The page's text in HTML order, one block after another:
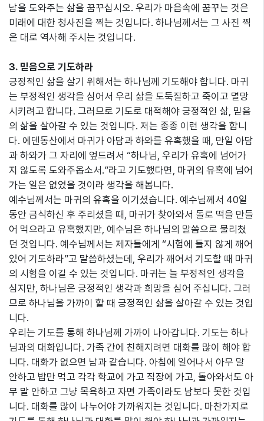
남을 도와주는 삶을 꿈꾸십시오. 우리가 마음속에 꿈꾸는 것은
미래에 대한 청사진을 찍는 것입니다. 하나님께서는 그 사진 찍
은 대로 역사해 주시는 것입니다.
3. 믿음으로 기도하라
긍정적인 삶을 살기 위해서는 하나님께 기도해야 합니다. 마귀
는 부정적인 생각을 심어서 우리 삶을 도둑질하고 죽이고 멸망
시키려고 합니다. 그러므로 기도로 대적해야 긍정적인 삶, 믿음
의 삶을 살아갈 수 있는 것입니다. 저는 종종 이런 생각을 합니
다. 에덴동산에서 마귀가 아담과 하와를 유혹했을 때, 만일 아담
과 하와가 그 자리에 엎드려서 “하나님, 우리가 유혹에 넘어가
지 않도록 도와주옵소서.”라고 기도했다면, 마귀의 유혹에 넘어
가는 일은 없었을 것이라 생각을 해봅니다.
예수님께서는 마귀의 유혹을 이기셨습니다. 예수님께서 40일
동안 금식하신 후 주리셨을 때, 마귀가 찾아와서 돌로 떡을 만들
어 먹으라고 유혹했지만, 예수님은 하나님의 말씀으로 물리쳤
던 것입니다. 예수님께서는 제자들에게 “시험에 들지 않게 깨어
있어 기도하라”고 말씀하셨는데, 우리가 깨어서 기도할 때 마귀
의 시험을 이길 수 있는 것입니다. 마귀는 늘 부정적인 생각을
심지만, 하나님은 긍정적인 생각과 희망을 심어 주십니다. 그러
므로 하나님을 가까이 할 때 긍정적인 삶을 살아갈 수 있는 것입
니다.
우리는 기도를 통해 하나님께 가까이 나아갑니다. 기도는 하나
님과의 대화입니다. 가족 간에 친해지려면 대화를 많이 해야 합
니다. 대화가 없으면 남과 같습니다. 아침에 일어나서 아무 말
안하고 밥만 먹고 각각 학교에 가고 직장에 가고, 돌아와서도 아
무 말 안하고 그냥 목욕하고 자면 가족이라도 남보다 못한 것입
니다. 대화를 많이 나누어야 가까워지는 것입니다. 마찬가지로